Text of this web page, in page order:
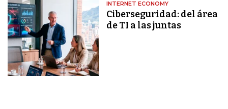
INTERNET ECONOMY
Ciberseguridad: del área
de TI a las juntas